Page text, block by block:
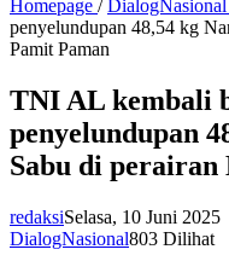
Homepage / DialogNasional
penyelundupan 48,54 kg
Pamit Paman
TNI AL kembali
penyelundupan
Sabu di
redaksiSelasa, 10 Juni 2025
DialogNasional803 Dilihat